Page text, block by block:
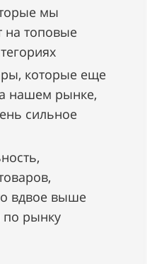
мы
на топовые
которые еще
нашем рынке,
сильное
вдвое выше
по рынку